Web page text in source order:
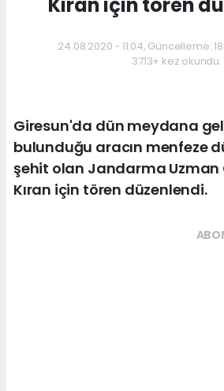
24.08.2020 - 11:04, Güncelleme:
3713+ kez okundu.
Giresun'da dün meydana
bulunduğu aracın menfeze
şehit olan Jandarma Uzman
Kıran için tören düzenlendi.